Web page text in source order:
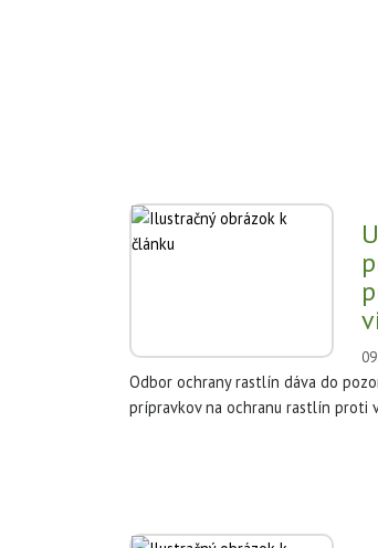
Odbor ochrany rastlín dáva do
prípravkov na ochranu rastlín proti